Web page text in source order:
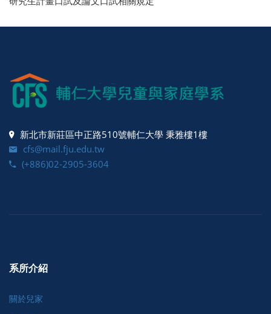
新北市新莊區中正路510號輔仁大學 秉雅樓1樓
cfs@mail.fju.edu.tw
(+886)02-2905-3604
系所介紹
關於兒家